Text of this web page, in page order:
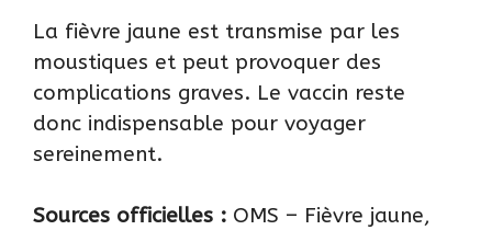
La fièvre jaune est transmise par les
moustiques et peut provoquer des
complications graves. Le vaccin reste
donc indispensable pour voyager
sereinement.
Sources officielles : OMS – Fièvre jaune,